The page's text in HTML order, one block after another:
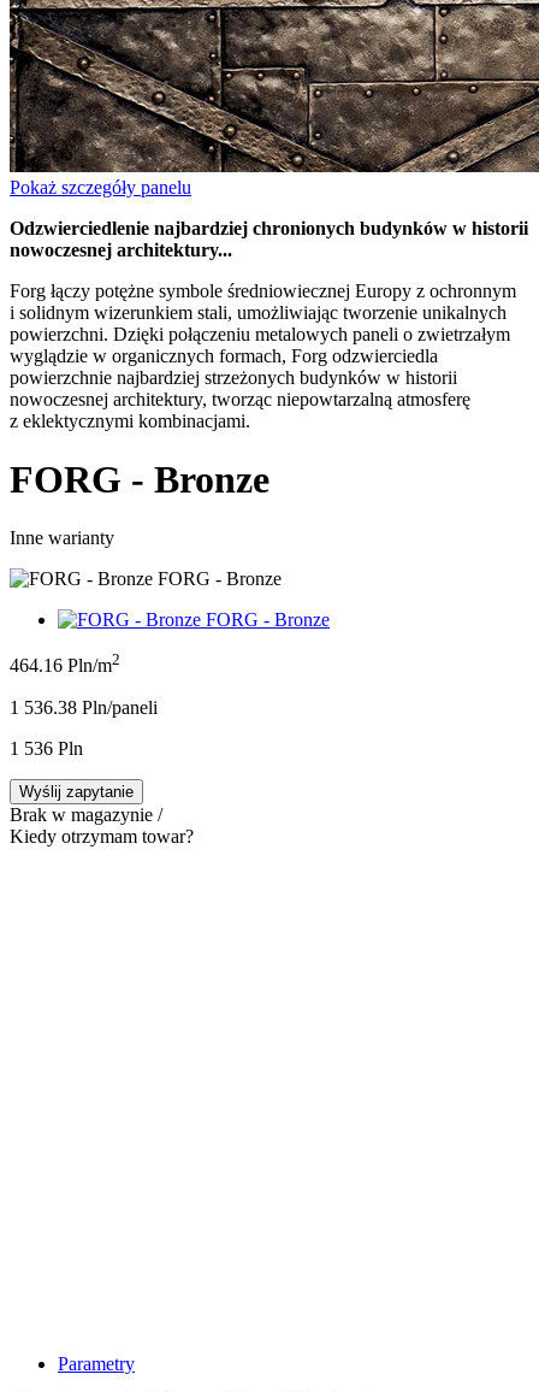
Pokaż szczegóły panelu
Odzwierciedlenie najbardziej chronionych budynków w historii
nowoczesnej architektury...
Forg łączy potężne symbole średniowiecznej Europy z ochronnym
i solidnym wizerunkiem stali, umożliwiając tworzenie unikalnych
powierzchni. Dzięki połączeniu metalowych paneli o zwietrzałym
wyglądzie w organicznych formach, Forg odzwierciedla
powierzchnie najbardziej strzeżonych budynków w historii
nowoczesnej architektury, tworząc niepowtarzalną atmosferę
z eklektycznymi kombinacjami.
FORG - Bronze
Inne warianty
FORG - Bronze
FORG - Bronze
464.16 Pln/m2
1 536.38 Pln/paneli
1 536 Pln
Wyślij zapytanie
Brak w magazynie /
Kiedy otrzymam towar?
Parametry